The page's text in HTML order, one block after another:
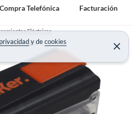
c
B
a
Compra Telefónica Facturación
ydecookies
Eléctricas
Eléctricas